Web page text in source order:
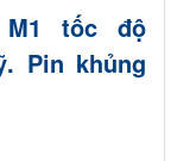
M1 tốc độ
Pin khủng